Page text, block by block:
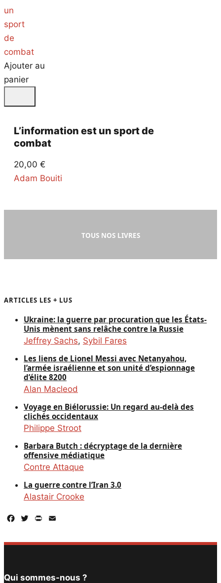
Ajouter au
panier
L’information est un sport de
combat
20,00 €
Adam Bouiti
TOUS NOS LIVRES
ARTICLES LES + LUS
Ukraine: la guerre par procuration que les États-
Unis mènent sans relâche contre la Russie
Jeffrey Sachs, Sybil Fares
Les liens de Lionel Messi avec Netanyahou,
l’armée israélienne et son unité d’espionnage
d’élite 8200
Alan Macleod
Voyage en Biélorussie: Un regard au-delà des
clichés occidentaux
Philippe Stroot
Barbara Butch : décryptage de la dernière
offensive médiatique
Contre Attaque
La guerre contre l’Iran 3.0
Alastair Crooke
Facebook
TwitterPrintFriendly
Qui sommes-nous ?